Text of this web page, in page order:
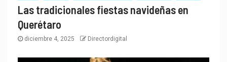
Las tradicionales fiestas navideñas en
Querétaro
diciembre 4, 2025 Directordigital